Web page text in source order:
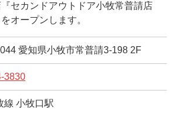
セカンドアウトドア小牧常普請店
オープンします。
愛知県小牧市常普請3-198 2F
3830
線 小牧口駅